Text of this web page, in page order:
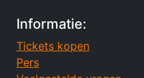
Informatie:
Tickets kopen
Pers